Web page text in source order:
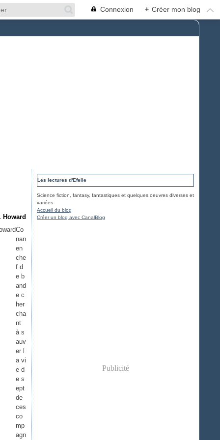
Connexion + Créer mon blog
Howard
Co
nan
en
che
f d
e b
and
e c
her
cha
nt
à s
auv
er l
a vi
e d
e s
ept
de
ces
co
mp
agn
Les lectures d'Efelle
Science fiction, fantasy, fantastiques et quelques oeuvres diverses et
variées
Accueil du blog
Créer un blog avec CanalBlog
Publicité